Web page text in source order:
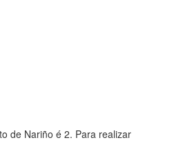
de Nariño é 2. Para realizar